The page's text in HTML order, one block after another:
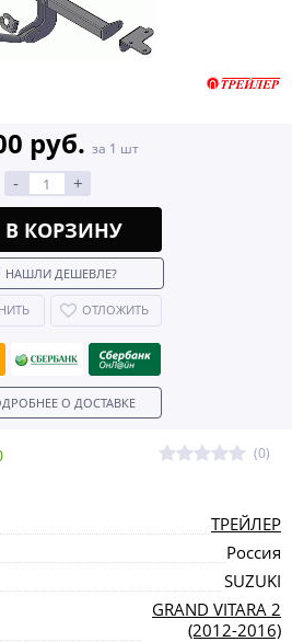
(0)
руб. за 1 шт
- +
В КОРЗИНУ
НАШЛИ ДЕШЕВЛЕ?
ОТЛОЖИТЬ
О ДОСТАВКЕ
ТРЕЙЛЕР
Россия
SUZUKI
GRAND VITARA 2
(2012-2016)